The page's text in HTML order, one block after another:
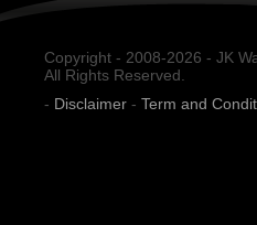
Copyright - 2008-2026 - JK
All Rights Reserved.
- Disclaimer - Term and